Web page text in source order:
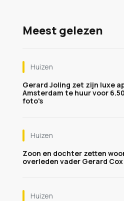
Meest gelezen
Huizen
Gerard Joling zet zijn luxe
Amsterdam te huur voor
foto's
Huizen
Zoon en dochter zetten
overleden vader Gerard
Huizen